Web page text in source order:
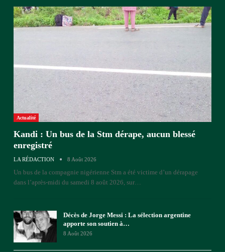
Actualité
Kandi : Un bus de la Stm dérape, aucun blessé
enregistré
LA RÉDACTION 8 Août 2026
Un bus de la compagnie nigérienne Stm a été victime d’un dérapage
dans l’après-midi du samedi 8 août 2026, sur
Décès de Jorge Messi : La sélection argentine
apporte son soutien à…
8 Août 2026